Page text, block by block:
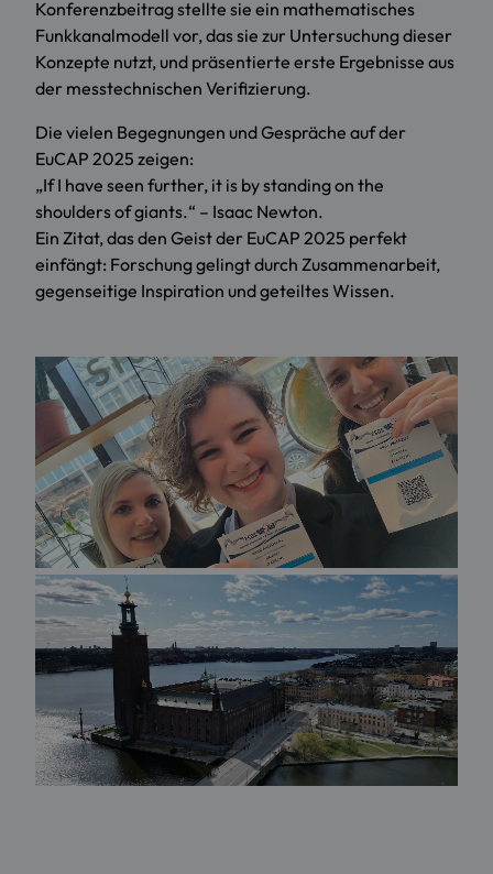
Konferenzbeitrag stellte sie ein mathematisches
Funkkanalmodell vor, das sie zur Untersuchung dieser
Konzepte nutzt, und präsentierte erste Ergebnisse aus
der messtechnischen Verifizierung.
Die vielen Begegnungen und Gespräche auf der
EuCAP 2025 zeigen:
„If I have seen further, it is by standing on the
shoulders of giants.“ – Isaac Newton.
Ein Zitat, das den Geist der EuCAP 2025 perfekt
einfängt: Forschung gelingt durch Zusammenarbeit,
gegenseitige Inspiration und geteiltes Wissen.